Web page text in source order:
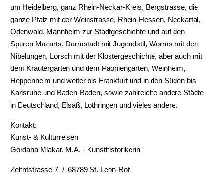
um Heidelberg, ganz Rhein-Neckar-Kreis, Bergstrasse, die
ganze Pfalz mit der Weinstrasse, Rhein-Hessen, Neckartal,
Odenwald, Mannheim zur Stadtgeschichte und auf den
Spuren Mozarts, Darmstadt mit Jugendstil, Worms mit den
Nibelungen, Lorsch mit der Klostergeschichte, aber auch mit
dem Kräutergarten und dem Päoniengarten, Weinheim,
Heppenheim und weiter bis Frankfurt und in den Süden bis
Karlsruhe und Baden-Baden, sowie zahlreiche andere Städte
in Deutschland, Elsaß, Lothringen und vieles andere.
Kontakt:
Kunst- & Kulturreisen
Gordana Mlakar, M.A. - Kunsthistorikerin
Zehntstrasse 7 / 68789 St. Leon-Rot